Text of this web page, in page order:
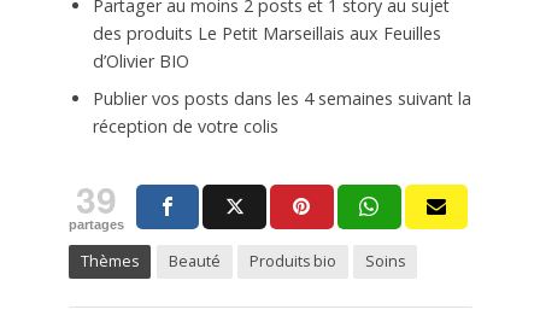
Partager au moins 2 posts et 1 story au sujet
des produits Le Petit Marseillais aux Feuilles
d’Olivier BIO
Publier vos posts dans les 4 semaines suivant la
réception de votre colis
39
partages
Thèmes Beauté Produits bio Soins